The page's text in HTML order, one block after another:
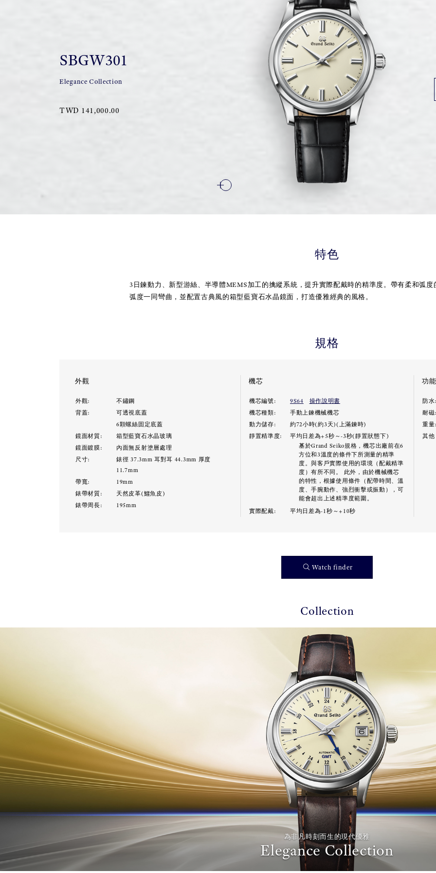
SBGW301
Elegance Collection
TWD 141,000.00
特色
3日鍊動力、新型游絲、半導體MEMS加工的擒縱系統，提升實際配戴時的精準度。帶有柔和弧
弧度一同彎曲，並配置古典風的箱型藍寶石水晶鏡面，打造優雅經典的風格。
規格
外觀
外觀:
不鏽鋼
背蓋:
可透視底蓋
6顆螺絲固定底蓋
鏡面材質:
箱型藍寶石水晶玻璃
鏡面鍍膜:
內面無反射塗層處理
尺寸:
錶徑 37.3mm 耳對耳 44.3mm 厚度
11.7mm
帶寬:
19mm
錶帶材質:
天然皮革(鱷魚皮)
錶帶周長:
195mm
機芯
機芯編號: 9S64
操作說明書
機芯種類:
手動上鍊機械機芯
動力儲存:
約72小時(約3天)(上滿鍊時)
靜置精準度:
平均日差為+5秒～-3秒(靜置狀態下)
基於Grand Seiko規格，機芯出廠前在6
方位和3溫度的條件下所測量的精準
度。與客戶實際使用的環境（配戴精準
度）有所不同。 此外，由於機械機芯
的特性，根據使用條件（配帶時間、溫
度、手腕動作、強烈衝擊或振動），可
能會超出上述精準度範圍。
實際配戴:
平均日差為-1秒～+10秒
功能
防
耐
重
其
Watch finder
Collection
為非凡時刻而生的現代優雅
Elegance Collection